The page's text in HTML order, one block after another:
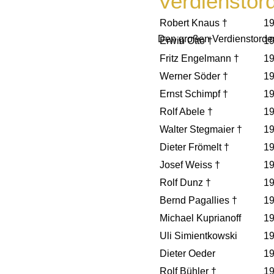
Den großen
Robert Knaus †
Erwin Otto †
Fritz Engelmann †
Werner Söder †
Ernst Schimpf †
Rolf Abele †
Walter Stegmaier †
Dieter Frömelt †
Josef Weiss †
Rolf Dunz †
Bernd Pagallies †
Michael Kuprianoff
Uli Simientkowski
Dieter Oeder
Rolf Bühler †